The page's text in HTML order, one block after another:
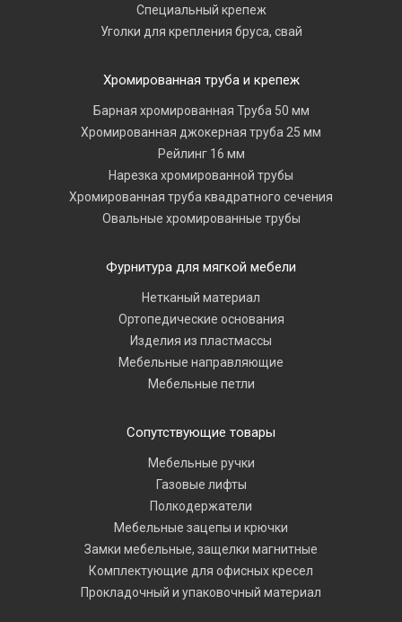
Специальный крепеж
Уголки для крепления бруса, свай
Хромированная труба и крепеж
Барная хромированная Труба 50 мм
Хромированная джокерная труба 25 мм
Рейлинг 16 мм
Нарезка хромированной трубы
Хромированная труба квадратного сечения
Овальные хромированные трубы
Фурнитура для мягкой мебели
Нетканый материал
Ортопедические основания
Изделия из пластмассы
Мебельные направляющие
Мебельные петли
Сопутствующие товары
Мебельные ручки
Газовые лифты
Полкодержатели
Мебельные зацепы и крючки
Замки мебельные, защелки магнитные
Комплектующие для офисных кресел
Прокладочный и упаковочный материал